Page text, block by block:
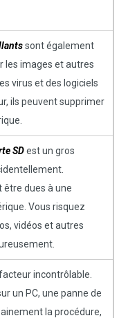
sont également
les images et autres
virus et des logiciels
ils peuvent supprimer
SDest un gros
dues à une
Vous risquez
vidéos et autres
incontrôlable.
un PC, une panne de
la procédure,